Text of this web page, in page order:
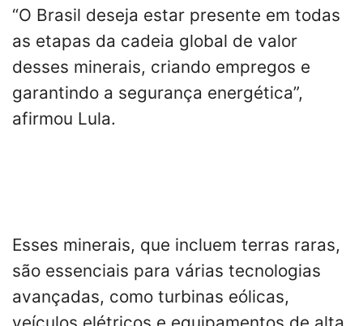
“O Brasil deseja estar presente em todas
as etapas da cadeia global de valor
desses minerais, criando empregos e
garantindo a segurança energética”,
afirmou Lula.
Esses minerais, que incluem terras raras,
são essenciais para várias tecnologias
avançadas, como turbinas eólicas,